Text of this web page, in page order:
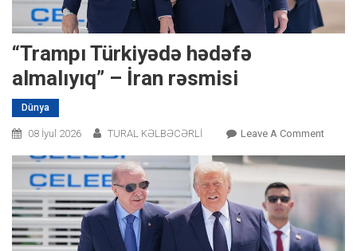
“Trampı Türkiyədə hədəfə
almalıyıq” – İran rəsmisi
Dünya
08 İyul 2026 TURAL KƏLBƏCƏRLİ Leave A CommentOn
Hədəfə
İran